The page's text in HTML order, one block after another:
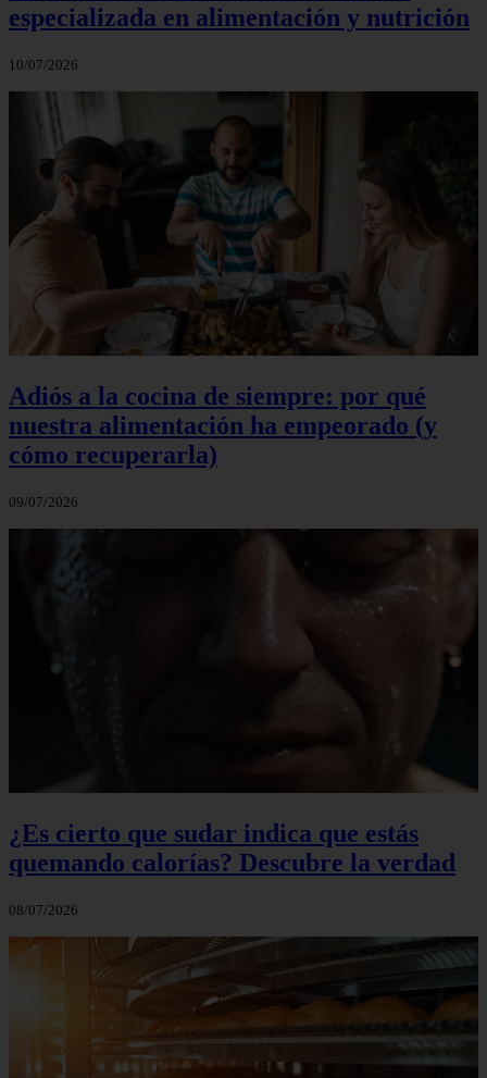
especializada en alimentación y nutrición
10/07/2026
Adiós a la cocina de siempre: por qué
nuestra alimentación ha empeorado (y
cómo recuperarla)
09/07/2026
¿Es cierto que sudar indica que estás
quemando calorías? Descubre la verdad
08/07/2026